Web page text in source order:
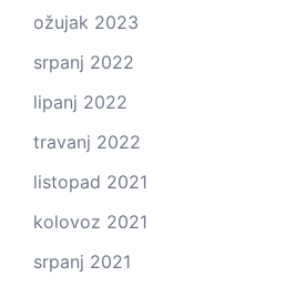
ožujak 2023
srpanj 2022
lipanj 2022
travanj 2022
listopad 2021
kolovoz 2021
srpanj 2021